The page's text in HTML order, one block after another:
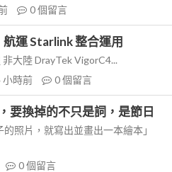
0個留言
運 Starlink 整合運用
大陸 DrayTek VigorC4...
小時前 0個留言
要換掉的不只是詞，是節日
照片，就寫出並畫出一本繪本」
0個留言